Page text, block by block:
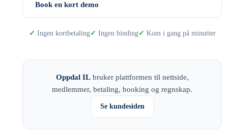
Book en kort demo
Ingen kortbetaling Ingen binding Kom i gang på minutter
Oppdal ILbruker plattformen til nettside,
medlemmer, betaling, booking og regnskap.
Se kundesiden